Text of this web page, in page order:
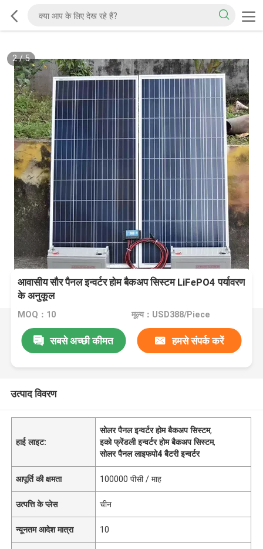
2/5
आवासीय सौर पैनल इन्वर्टर होम बैकअप सिस्टम LiFePO4 पर्यावरण
के अनुकूल
MOQ：10 मूल्य：USD388/Piece
सबसे अच्छी कीमत हमसे संपर्क करें
उत्पाद विवरण
हाई लाइट:
सोलर पैनल इन्वर्टर होम बैकअप सिस्टम,
इको फ्रेंडली इन्वर्टर होम बैकअप सिस्टम,
सोलर पैनल लाइफपो4 बैटरी इन्वर्टर
आपूर्ति की क्षमता 100000 पीसी / माह
उत्पत्ति के प्लेस चीन
न्यूनतम आदेश मात्रा 10